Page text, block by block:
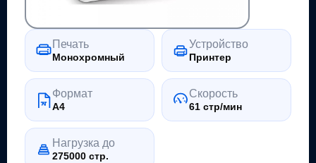
Печать
Монохромный
Устройство
Принтер
Формат
A4
Скорость
61 стр/мин
Нагрузка до
275000 стр.